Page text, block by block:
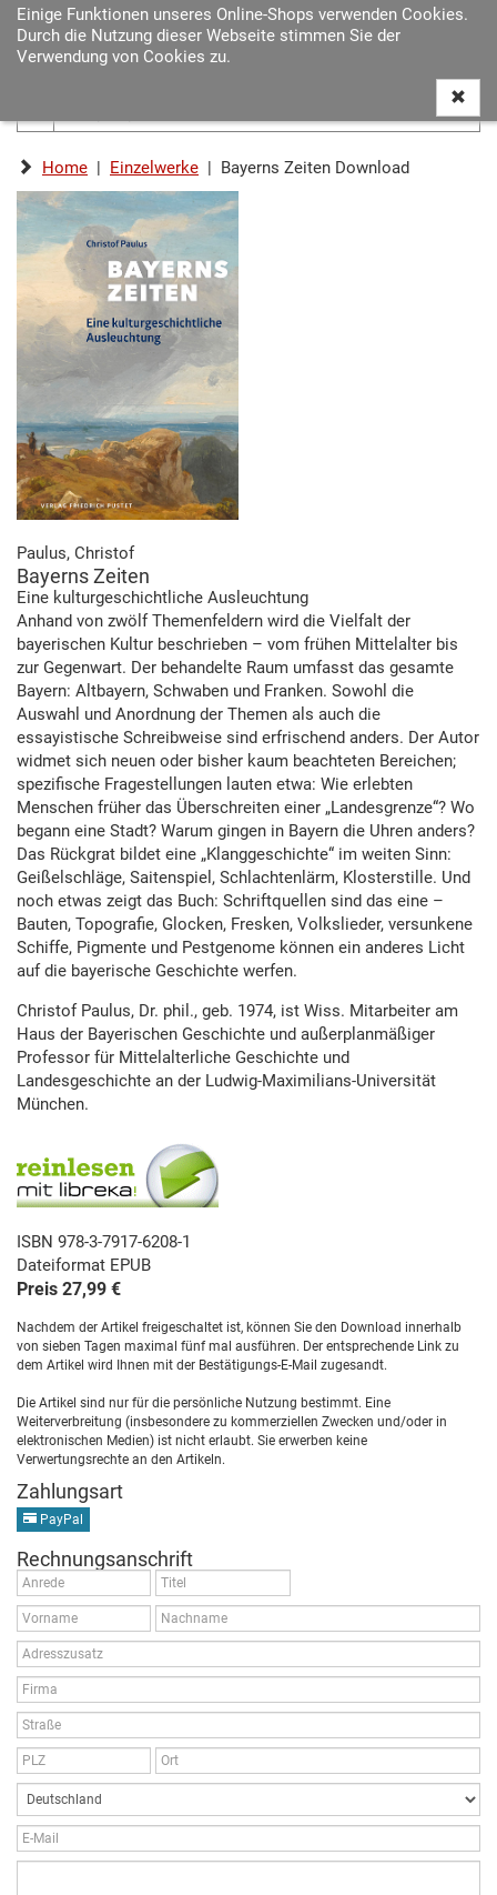
Einige Funktionen unseres Online-Shops verwenden Cookies.
Durch die Nutzung dieser Webseite stimmen Sie der
Verwendung von Cookies zu.
Home | Einzelwerke | Bayerns Zeiten Download
Paulus, Christof
Bayerns Zeiten
Eine kulturgeschichtliche Ausleuchtung
Anhand von zwölf Themenfeldern wird die Vielfalt der
bayerischen Kultur beschrieben – vom frühen Mittelalter bis
zur Gegenwart. Der behandelte Raum umfasst das gesamte
Bayern: Altbayern, Schwaben und Franken. Sowohl die
Auswahl und Anordnung der Themen als auch die
essayistische Schreibweise sind erfrischend anders. Der Autor
widmet sich neuen oder bisher kaum beachteten Bereichen;
spezifische Fragestellungen lauten etwa: Wie erlebten
Menschen früher das Überschreiten einer „Landesgrenze“? Wo
begann eine Stadt? Warum gingen in Bayern die Uhren anders?
Das Rückgrat bildet eine „Klanggeschichte“ im weiten Sinn:
Geißelschläge, Saitenspiel, Schlachtenlärm, Klosterstille. Und
noch etwas zeigt das Buch: Schriftquellen sind das eine –
Bauten, Topografie, Glocken, Fresken, Volkslieder, versunkene
Schiffe, Pigmente und Pestgenome können ein anderes Licht
auf die bayerische Geschichte werfen.
Christof Paulus, Dr. phil., geb. 1974, ist Wiss. Mitarbeiter am
Haus der Bayerischen Geschichte und außerplanmäßiger
Professor für Mittelalterliche Geschichte und
Landesgeschichte an der Ludwig-Maximilians-Universität
München.
ISBN 978-3-7917-6208-1
Dateiformat EPUB
Preis 27,99 €
Nachdem der Artikel freigeschaltet ist, können Sie den Download innerhalb
von sieben Tagen maximal fünf mal ausführen. Der entsprechende Link zu
dem Artikel wird Ihnen mit der Bestätigungs-E-Mail zugesandt.
Die Artikel sind nur für die persönliche Nutzung bestimmt. Eine
Weiterverbreitung (insbesondere zu kommerziellen Zwecken und/oder in
elektronischen Medien) ist nicht erlaubt. Sie erwerben keine
Verwertungsrechte an den Artikeln.
Zahlungsart
PayPal
Rechnungsanschrift